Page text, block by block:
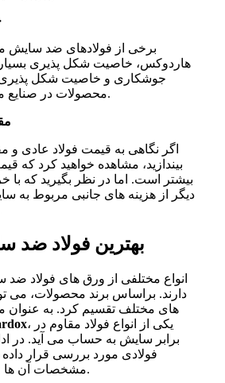
برخی از فولادهای ضد سایش
هاردوکس، خاصیت شکل پذیری بسیار
جوشکاری و خاصیت شکل پذیری
محصولات در صنایع مختلفی استفاده کنند.
اگر نگاهی به قیمت فولاد عادی و
بیندازید، مشاهده خواهید کرد که
بیشتر است. اما در نظر بگیرید که
دیگر از هزینه های جانبی مربوط به
بهترین فولاد ضد
انواع مختلفی از ورق های فولاد
دارند. براساس برند محصولات، می
های مختلف تقسیم کرد. به عنوان
، یکی از انواع فولاد مقاوم در
برابر سایش به حساب می آید. در
فولادی مورد بررسی قرار
مشخصات آن ها قرار داده شده است.